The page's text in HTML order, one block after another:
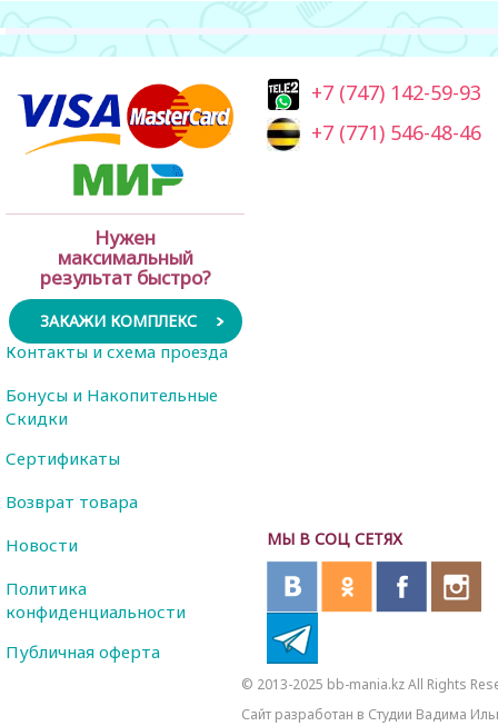
Нужен
максимальный
результат быстро?
ЗАКАЖИ КОМПЛЕКС
+7 (747) 142-59-93
+7 (771) 546-48-46
МЫ В СОЦ СЕТЯХ
Контакты и схема проезда
Бонусы и Накопительные
Скидки
Сертификаты
Возврат товара
Новости
Политика
конфиденциальности
Публичная оферта
© 2013-2025 bb-mania.kz All Rights
Сайт разработан в Студии Вадима